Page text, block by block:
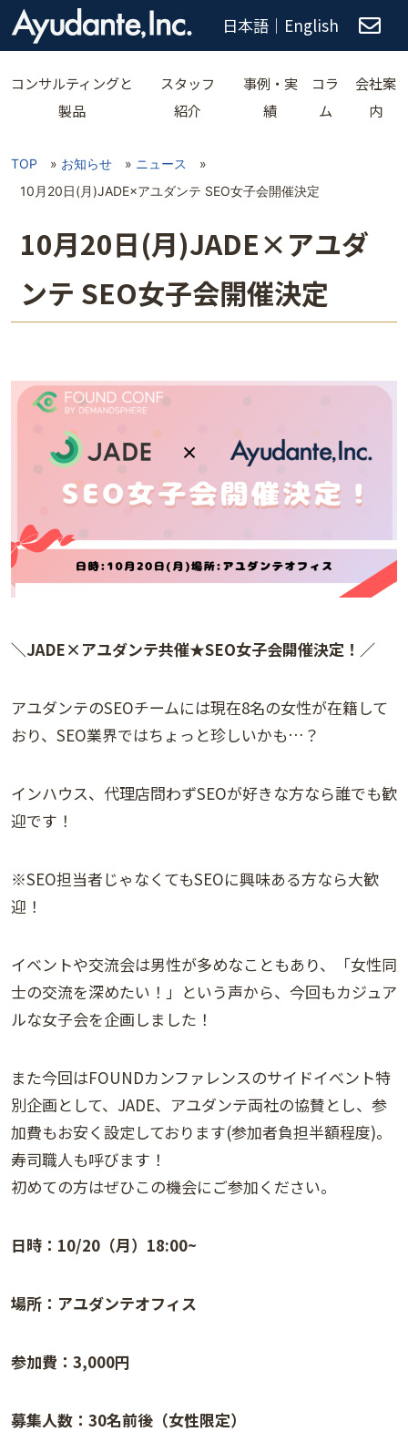
日本語 ｜ English
コンサルティングと
製品
スタッフ
紹介
事例・実
績
コラ
ム
会社案
内
TOP » お知らせ » ニュース
»
10月20日(月)JADE×アユダンテ SEO女子会開催決定
10月20日(月)JADE×アユダ
ンテ SEO女子会開催決定
＼JADE×アユダンテ共催★SEO女子会開催決定！／
アユダンテのSEOチームには現在8名の女性が在籍して
おり、SEO業界ではちょっと珍しいかも…？
インハウス、代理店問わずSEOが好きな方なら誰でも歓
迎です！
※SEO担当者じゃなくてもSEOに興味ある方なら大歓
迎！
イベントや交流会は男性が多めなこともあり、「女性同
士の交流を深めたい！」という声から、今回もカジュア
ルな女子会を企画しました！
また今回はFOUNDカンファレンスのサイドイベント特
別企画として、JADE、アユダンテ両社の協賛とし、参
加費もお安く設定しております(参加者負担半額程度)。
寿司職人も呼びます！
初めての方はぜひこの機会にご参加ください。
日時：10/20（月）18:00~
場所：アユダンテオフィス
参加費：3,000円
募集人数：30名前後（女性限定）